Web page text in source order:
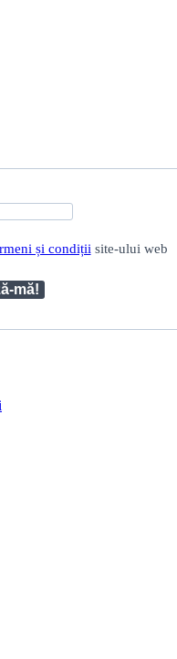
și condiții site-ului web